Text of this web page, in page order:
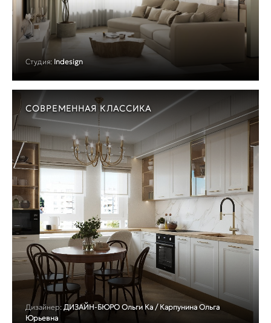
Студия: Indesign
СОВРЕМЕННАЯ КЛАССИКА
Дизайнер: ДИЗАЙН-БЮРО Ольги Ка / Карпунина Ольга
Юрьевна